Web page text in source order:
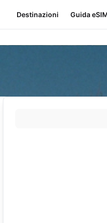
Destinazioni Guida